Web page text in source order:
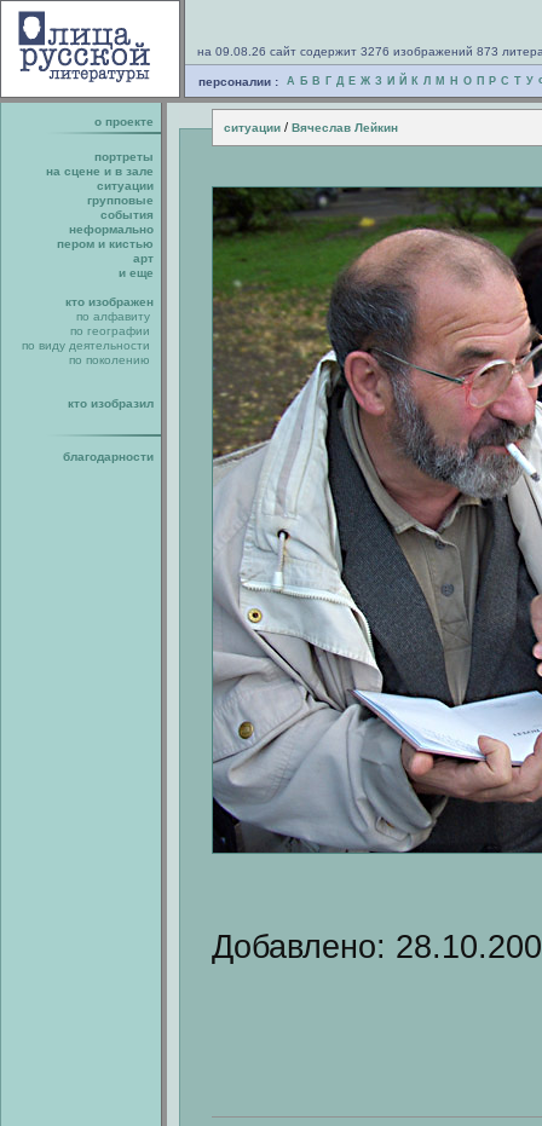
на 09.08.26 сайт содержит 3276 изображений 873
персоналии : А Б В Г Д Е Ж З И Й К Л М Н О П Р С Т У
о проекте ситуации / Вячеслав Лейкин
портреты
на сцене и в зале
ситуации
групповые
события
неформально
пером и кистью
арт
и еще
кто изображен
по алфавиту
по географии
по виду деятельности
по поколению
кто изобразил
благодарности
Добавлено: